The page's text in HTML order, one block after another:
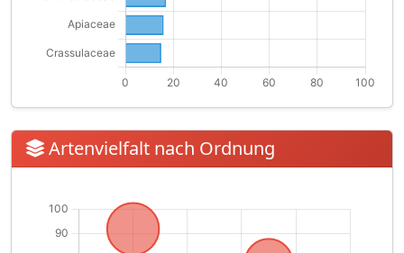
Artenvielfalt nach Ordnung